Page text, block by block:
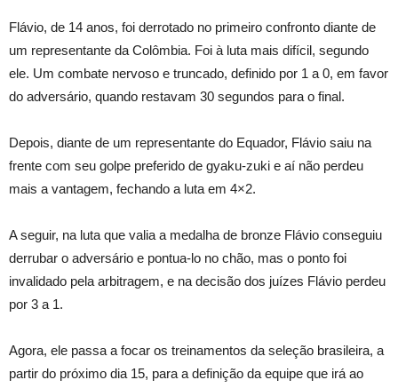
Flávio, de 14 anos, foi derrotado no primeiro confronto diante de
um representante da Colômbia. Foi à luta mais difícil, segundo
ele. Um combate nervoso e truncado, definido por 1 a 0, em favor
do adversário, quando restavam 30 segundos para o final.
Depois, diante de um representante do Equador, Flávio saiu na
frente com seu golpe preferido de gyaku-zuki e aí não perdeu
mais a vantagem, fechando a luta em 4×2.
A seguir, na luta que valia a medalha de bronze Flávio conseguiu
derrubar o adversário e pontua-lo no chão, mas o ponto foi
invalidado pela arbitragem, e na decisão dos juízes Flávio perdeu
por 3 a 1.
Agora, ele passa a focar os treinamentos da seleção brasileira, a
partir do próximo dia 15, para a definição da equipe que irá ao